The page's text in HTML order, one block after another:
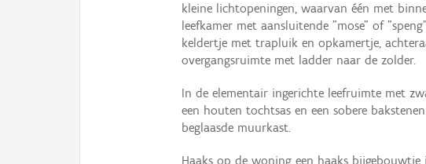
kleine lichtopeningen, waarvan één met
leefkamer met aansluitende "mose" of
keldertje met trapluik en opkamertje,
overgangsruimte met ladder naar de zolder.
In de elementair ingerichte leefruimte met
een houten tochtsas en een sobere
beglaasde muurkast.
Haaks op de woning een haaks